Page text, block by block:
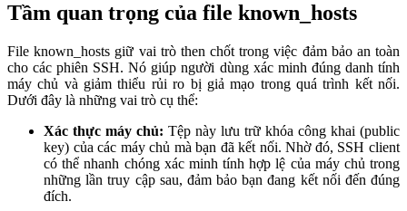
Tầm quan trọng của file known_hosts
File known_hosts giữ vai trò then chốt trong việc đảm bảo an toàn
cho các phiên SSH. Nó giúp người dùng xác minh đúng danh tính
máy chủ và giảm thiểu rủi ro bị giả mạo trong quá trình kết nối.
Dưới đây là những vai trò cụ thể:
Xác thực máy chủ: Tệp này lưu trữ khóa công khai (public
key) của các máy chủ mà bạn đã kết nối. Nhờ đó, SSH client
có thể nhanh chóng xác minh tính hợp lệ của máy chủ trong
những lần truy cập sau, đảm bảo bạn đang kết nối đến đúng
đích.